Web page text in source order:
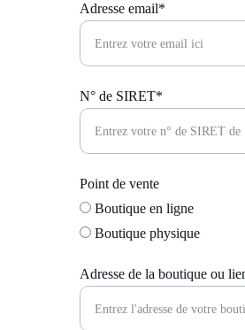
Adresse email*
N° de SIRET*
Point de vente
Boutique en ligne
Boutique physique
Adresse de la boutique ou